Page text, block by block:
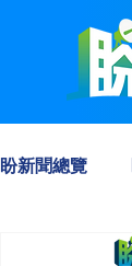
盼新聞總覽